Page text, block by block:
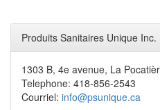
Produits Sanitaires Unique Inc.
1303 B, 4e avenue, La
Telephone: 418-856-2543
Courriel: info@psunique.ca